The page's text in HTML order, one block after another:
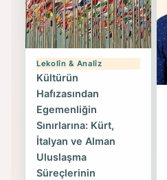
Lekolîn & Analîz
Kültürün
Hafızasından
Egemenliğin
Sınırlarına: Kürt,
İtalyan ve Alman
Uluslaşma
Süreçlerinin